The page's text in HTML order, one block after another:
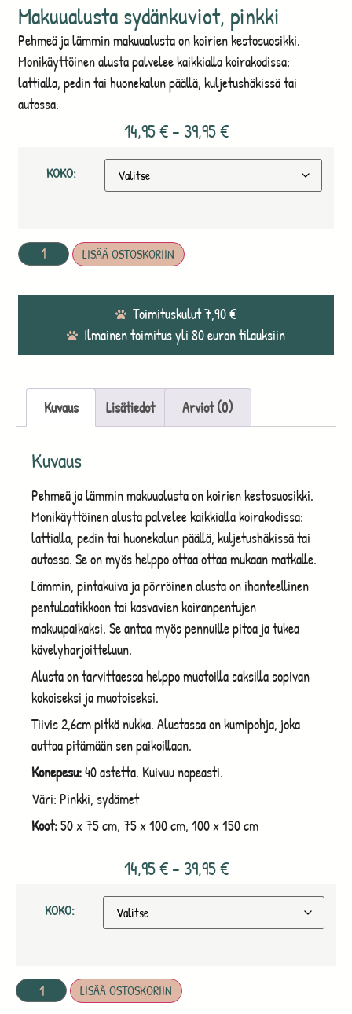
Makuualusta sydänkuviot, pinkki
Pehmeä ja lämmin makuualusta on koirien kestosuosikki.
Monikäyttöinen alusta palvelee kaikkialla koirakodissa:
lattialla, pedin tai huonekalun päällä, kuljetushäkissä tai
autossa.
14,95€ – 39,95€
KOKO:
LISÄÄ OSTOSKORIIN
Toimituskulut 7,90 €
Ilmainen toimitus yli 80 euron tilauksiin
Kuvaus Lisätiedot Arviot (0)
Kuvaus
Pehmeä ja lämmin makuualusta on koirien kestosuosikki.
Monikäyttöinen alusta palvelee kaikkialla koirakodissa:
lattialla, pedin tai huonekalun päällä, kuljetushäkissä tai
autossa. Se on myös helppo ottaa ottaa mukaan matkalle.
Lämmin, pintakuiva ja pörröinen alusta on ihanteellinen
pentulaatikkoon tai kasvavien koiranpentujen
makuupaikaksi. Se antaa myös pennuille pitoa ja tukea
kävelyharjoitteluun.
Alusta on tarvittaessa helppo muotoilla saksilla sopivan
kokoiseksi ja muotoiseksi.
Tiivis 2,6cm pitkä nukka. Alustassa on kumipohja, joka
auttaa pitämään sen paikoillaan.
Konepesu:40 astetta. Kuivuu nopeasti.
Väri: Pinkki, sydämet
Koot:50 x 75 cm, 75 x 100 cm, 100 x 150 cm
14,95€ – 39,95€
KOKO:
LISÄÄ OSTOSKORIIN